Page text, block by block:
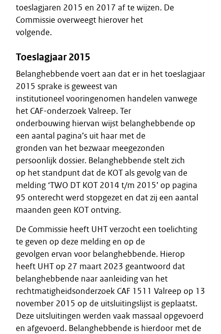
toeslagjaren 2015 en 2017 af te wijzen. De
Commissie overweegt hierover het
volgende.
Toeslagjaar 2015
Belanghebbende voert aan dat er in het toeslagjaar
2015 sprake is geweest van
institutioneel vooringenomen handelen vanwege
het CAF-onderzoek Valreep. Ter
onderbouwing hiervan wijst belanghebbende op
een aantal pagina’s uit haar met de
gronden van het bezwaar meegezonden
persoonlijk dossier. Belanghebbende stelt zich
op het standpunt dat de KOT als gevolg van de
melding ‘TWO DT KOT 2014 t/m 2015’ op pagina
95 onterecht werd stopgezet en dat zij een aantal
maanden geen KOT ontving.
De Commissie heeft UHT verzocht een toelichting
te geven op deze melding en op de
gevolgen ervan voor belanghebbende. Hierop
heeft UHT op 27 maart 2023 geantwoord dat
belanghebbende naar aanleiding van het
rechtmatigheidsonderzoek CAF 1511 Valreep op 13
november 2015 op de uitsluitingslijst is geplaatst.
Deze uitsluitingen werden vaak massaal opgevoerd
en afgevoerd. Belanghebbende is hierdoor met de